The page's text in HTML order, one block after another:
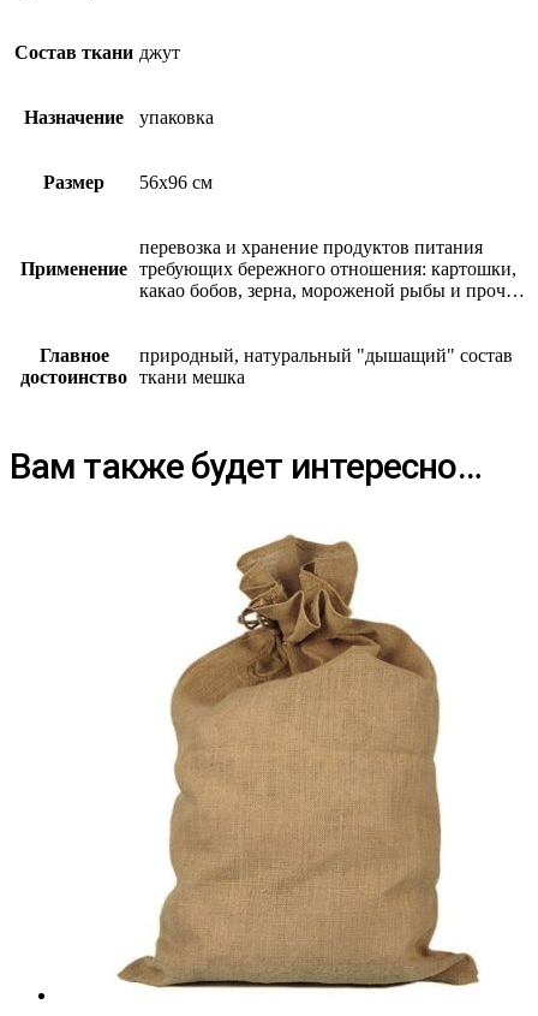
Состав ткани джут
Назначение упаковка
Размер 56х96 см
Применение
перевозка и хранение продуктов питания
требующих бережного отношения: картошки,
какао бобов, зерна, мороженой рыбы и проч…
Главное
достоинство
природный, натуральный "дышащий" состав
ткани мешка
Вам также будет интересно…